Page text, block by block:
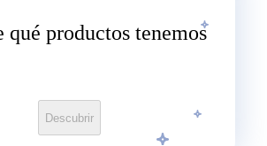
qué productos tenemos
Descubrir